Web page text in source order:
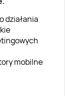
działania
mobilne